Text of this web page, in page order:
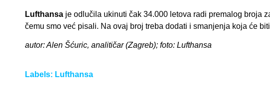
Lufthansa je odlučila ukinuti čak 34.000 letova radi premalog broja
čemu smo već pisali. Na ovaj broj treba dodati i smanjenja koja će
autor: Alen Šćuric, analitičar (Zagreb); foto: Lufthansa
Labels: Lufthansa